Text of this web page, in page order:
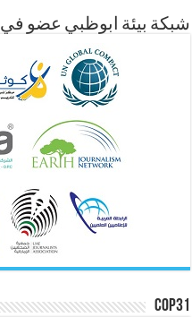
شبكة بيئة ابوظبي عضو في
COP31